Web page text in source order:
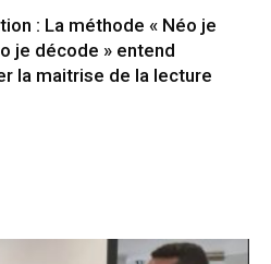
: La méthode « Néo je
je décode » entend
la maitrise de la lecture